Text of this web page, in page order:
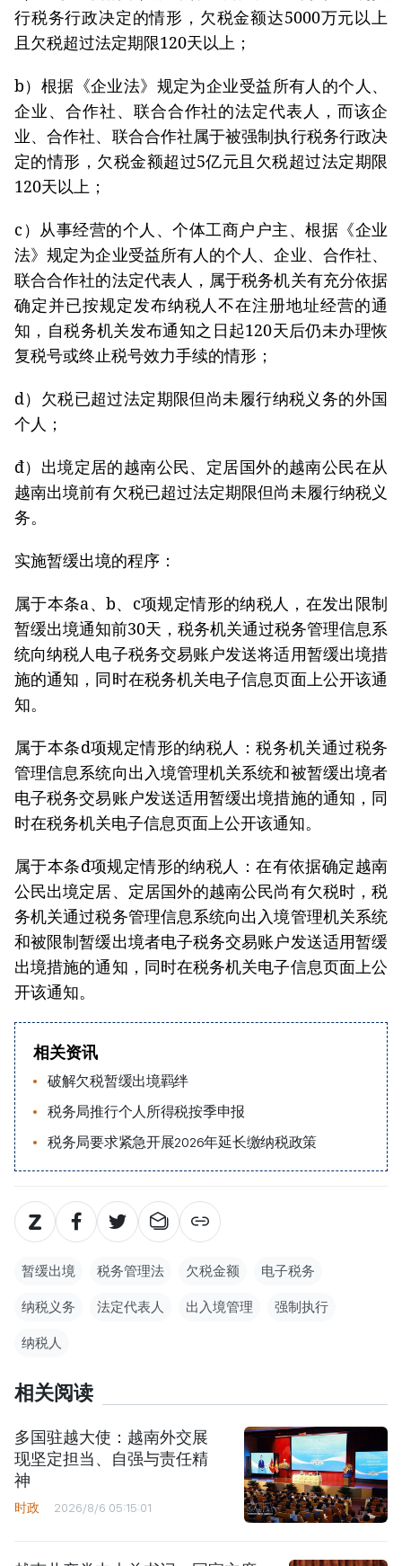
行税务行政决定的情形，欠税金额达5000万元以上
且欠税超过法定期限120天以上；
b）根据《企业法》规定为企业受益所有人的个人、
企业、合作社、联合合作社的法定代表人，而该企
业、合作社、联合合作社属于被强制执行税务行政决
定的情形，欠税金额超过5亿元且欠税超过法定期限
120天以上；
c）从事经营的个人、个体工商户户主、根据《企业
法》规定为企业受益所有人的个人、企业、合作社、
联合合作社的法定代表人，属于税务机关有充分依据
确定并已按规定发布纳税人不在注册地址经营的通
知，自税务机关发布通知之日起120天后仍未办理恢
复税号或终止税号效力手续的情形；
d）欠税已超过法定期限但尚未履行纳税义务的外国
个人；
đ）出境定居的越南公民、定居国外的越南公民在从
越南出境前有欠税已超过法定期限但尚未履行纳税义
务。
实施暂缓出境的程序：
属于本条a、b、c项规定情形的纳税人，在发出限制
暂缓出境通知前30天，税务机关通过税务管理信息系
统向纳税人电子税务交易账户发送将适用暂缓出境措
施的通知，同时在税务机关电子信息页面上公开该通
知。
属于本条d项规定情形的纳税人：税务机关通过税务
管理信息系统向出入境管理机关系统和被暂缓出境者
电子税务交易账户发送适用暂缓出境措施的通知，同
时在税务机关电子信息页面上公开该通知。
属于本条đ项规定情形的纳税人：在有依据确定越南
公民出境定居、定居国外的越南公民尚有欠税时，税
务机关通过税务管理信息系统向出入境管理机关系统
和被限制暂缓出境者电子税务交易账户发送适用暂缓
出境措施的通知，同时在税务机关电子信息页面上公
开该通知。
相关资讯
破解欠税暂缓出境羁绊
税务局推行个人所得税按季申报
税务局要求紧急开展2026年延长缴纳税政策
暂缓出境 税务管理法 欠税金额 电子税务
纳税义务 法定代表人 出入境管理 强制执行
纳税人
相关阅读
多国驻越大使：越南外交展
现坚定担当、自强与责任精
神
时政 2026/8/6 05:15:01